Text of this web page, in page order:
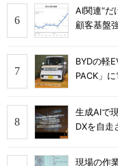
AI関連“だ
顧客基盤
BYDの軽
PACK」
生成AIで
DXを自走
現場の作